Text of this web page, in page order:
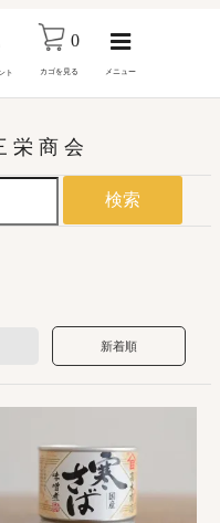
ト
0
カゴを見る メニュー
栄 商 会
検索
新着順